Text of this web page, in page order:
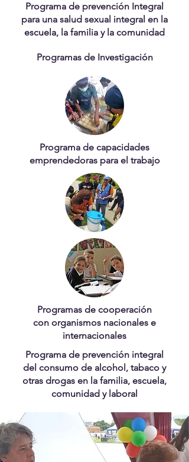
Programa de prevención Integral
para una salud sexual integral en la
escuela, la familia y la comunidad
Programas de Investigación
Programa de capacidades
emprendedoras para el trabajo
Programas de cooperación
con organismos nacionales e
internacionales
Programa de prevención integral
del consumo de alcohol, tabaco y
otras drogas en la familia, escuela,
comunidad y laboral